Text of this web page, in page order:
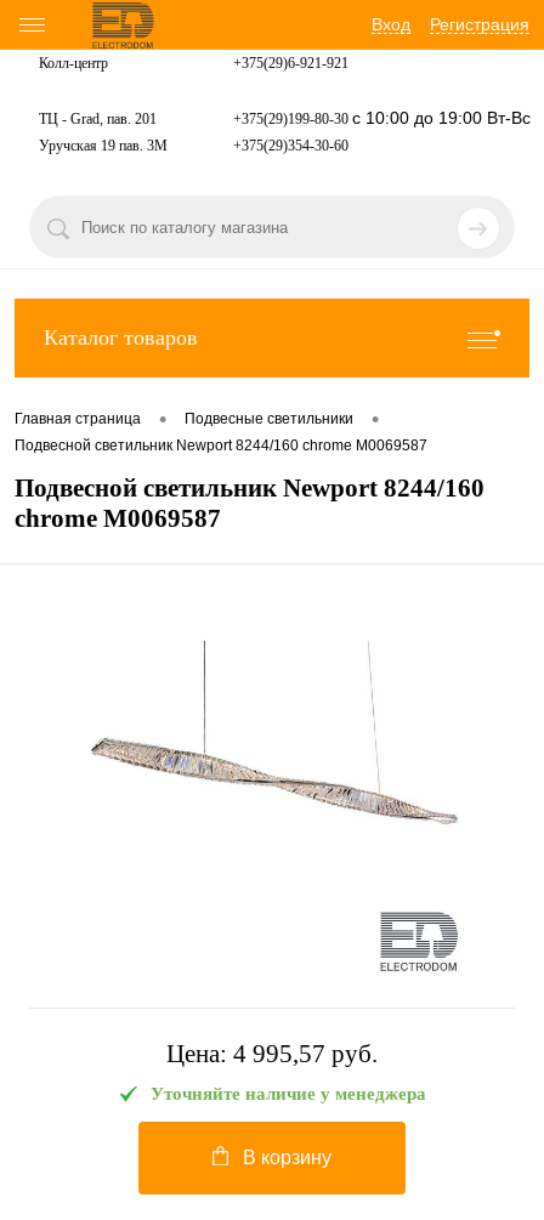
Вход Регистрация
Колл-центр +375(29)6-921-921
ТЦ - Grad, пав. 201 +375(29)199-80-30 с 10:00 до 19:00 Вт-Вс
Уручская 19 пав. 3М +375(29)354-30-60
Каталог товаров
Главная страница • Подвесные светильники •
Подвесной светильник Newport 8244/160 chrome М0069587
Подвесной светильник Newport 8244/160
chrome М0069587
Цена: 4 995,57 pуб.
Уточняйте наличие у менеджера
В корзину